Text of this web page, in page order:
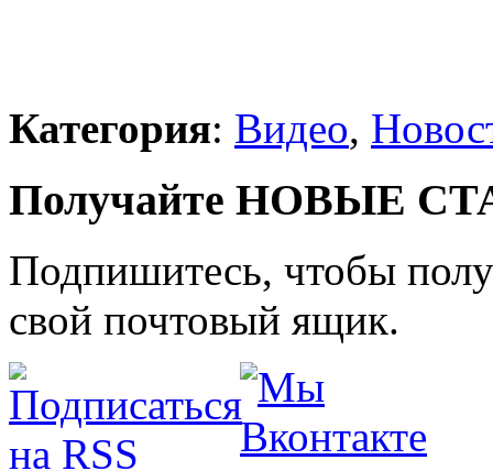
Категория: Видео,
Получайте НОВЫЕ
Подпишитесь, чтобы
свой почтовый ящик.